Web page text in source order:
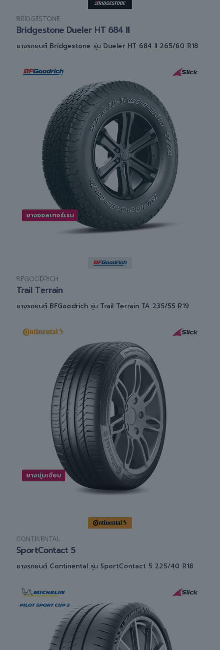
BRIDGESTONE
Bridgestone Dueler HT 684 II
ยางรถยนต์ Bridgestone รุ่น Dueler HT 684 II 265/60 R18
ยางออลเทอร์เรน
BFGOODRICH
Trail Terrain
ยางรถยนต์ BFGoodrich รุ่น Trail Terrain TA 235/55 R19
ยางนุ่มเงียบ
CONTINENTAL
SportContact 5
ยางรถยนต์ Continental รุ่น SportContact 5 225/40 R18